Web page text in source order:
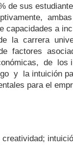
de sus
a
la carrera
factores
de los
y la intuición
para el